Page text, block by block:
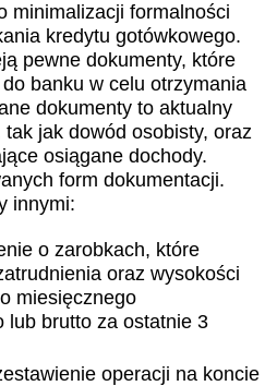
minimalizacji formalności
kredytu gotówkowego.
pewne dokumenty, które
banku w celu otrzymania
dokumenty to aktualny
jak dowód osobisty, oraz
osiągane dochody.
form dokumentacji.
innymi:
o zarobkach, które
oraz wysokości
miesięcznego
lub brutto za ostatnie 3
operacji na koncie